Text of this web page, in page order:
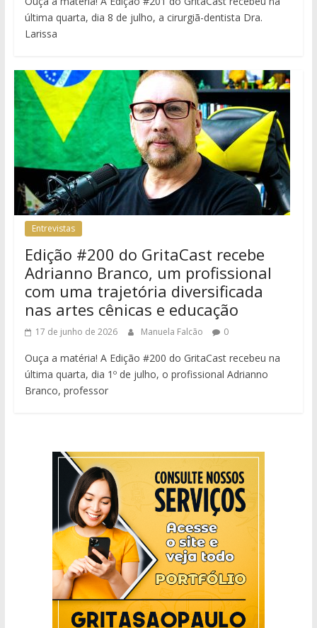
última quarta, dia 8 de julho, a cirurgiã-dentista Dra.
Larissa
Entrevistas
Edição #200 do GritaCast recebe
Adrianno Branco, um profissional
com uma trajetória diversificada
nas artes cênicas e educação
17 de junho de 2026 Manuela Falcão 0
Ouça a matéria! A Edição #200 do GritaCast recebeu na
última quarta, dia 1º de julho, o profissional Adrianno
Branco, professor